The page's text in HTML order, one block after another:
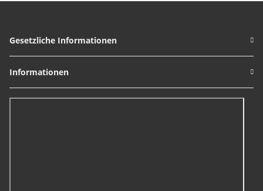
Gesetzliche Informationen
Informationen